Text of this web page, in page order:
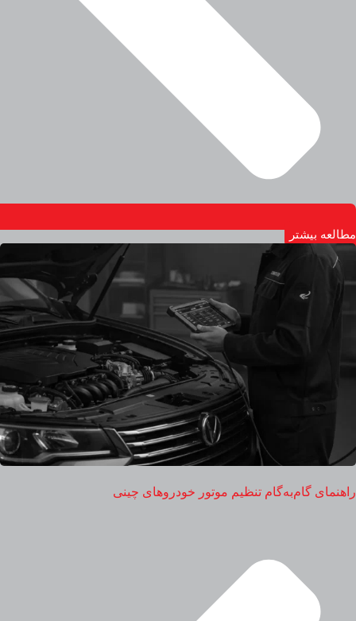
مطالعه بیشتر
راهنمای گام‌به‌گام تنظیم موتور خودروهای چینی